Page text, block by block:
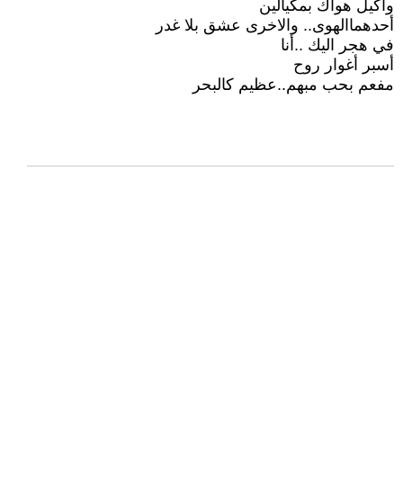
وأكيل هواك بمكيالين
أحدهماالهوى.. والاخرى عشق بلا غدر
في هجر اليك ..أنا
أسبر أغوار روح
مفعم بحب مبهم..عظيم كالبحر